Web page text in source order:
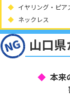
イヤリング・ピア
ネックレス
山口
本来